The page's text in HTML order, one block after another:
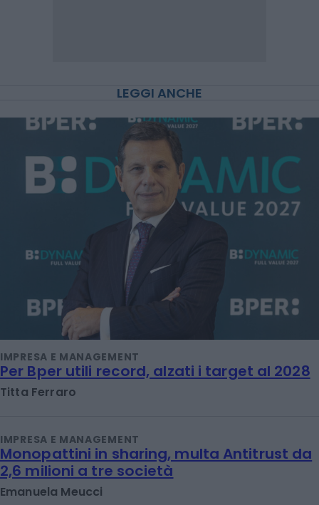
LEGGI ANCHE
IMPRESA E MANAGEMENT
Per Bper utili record, alzati i target al 2028
Titta Ferraro
IMPRESA E MANAGEMENT
Monopattini in sharing, multa Antitrust da
2,6 milioni a tre società
Emanuela Meucci